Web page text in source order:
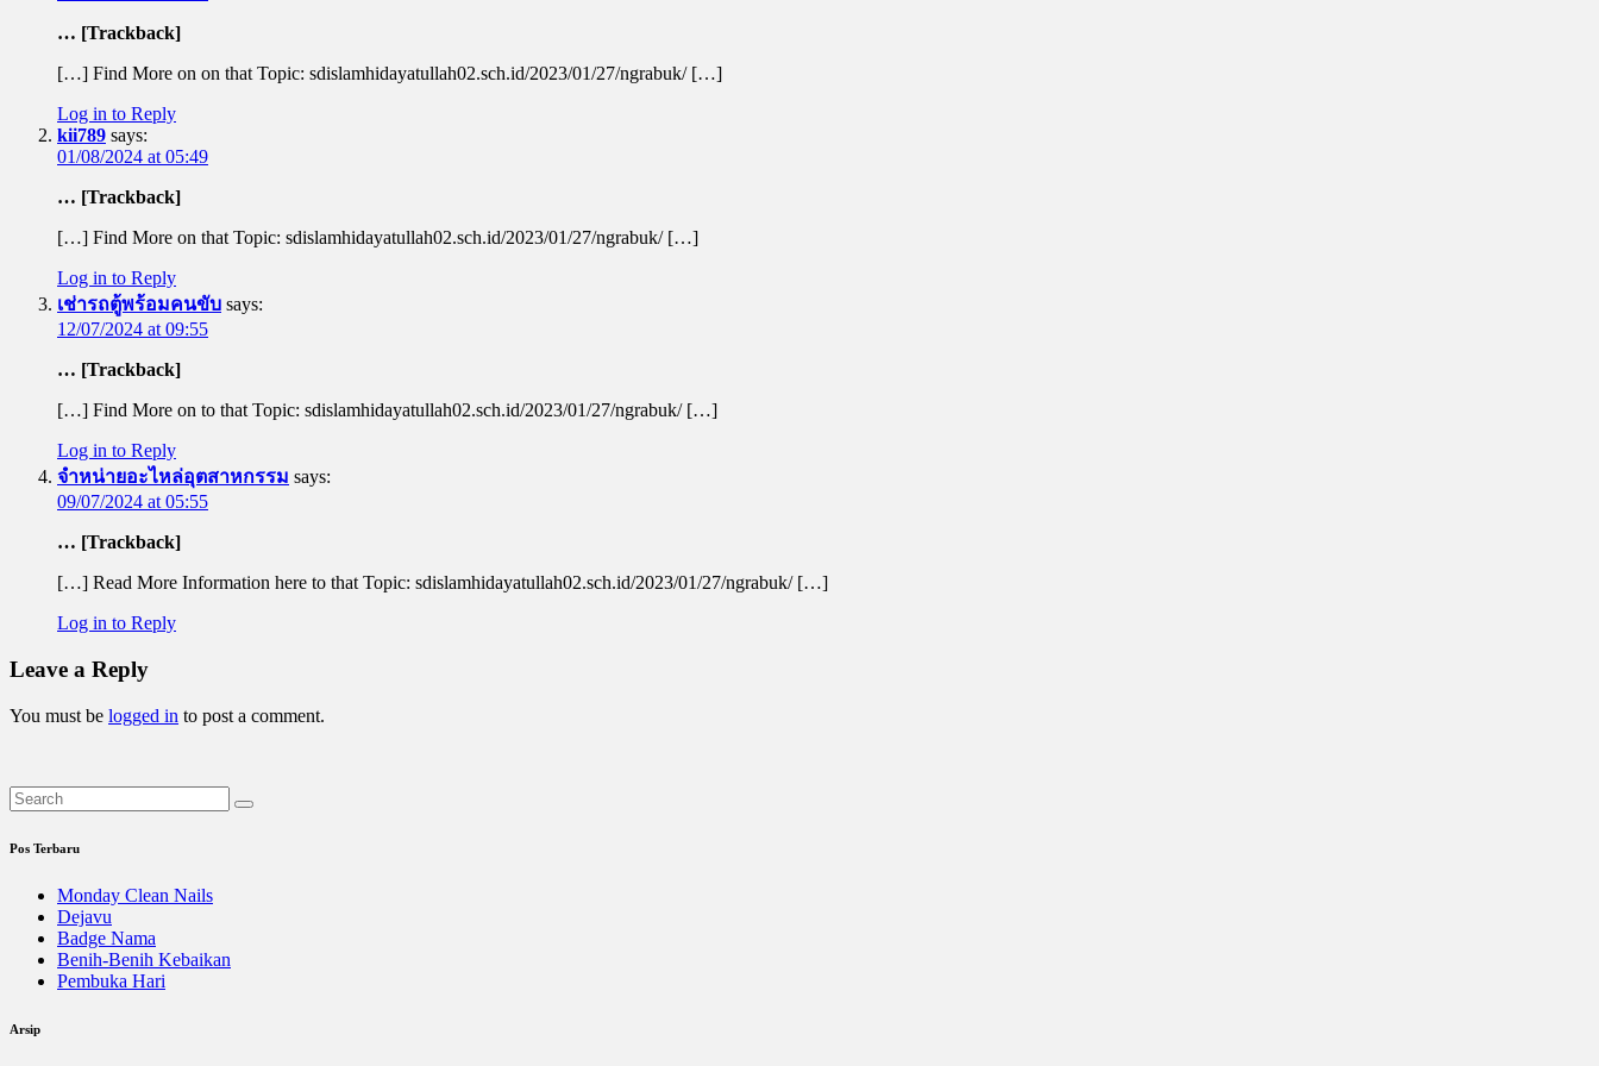
… [Trackback]
[…] Find More on on that Topic: sdislamhidayatullah02.sch.id/2023/01/27/ngrabuk/ […]
Log in to Reply
kii789 says:
01/08/2024 at 05:49
… [Trackback]
[…] Find More on that Topic: sdislamhidayatullah02.sch.id/2023/01/27/ngrabuk/ […]
Log in to Reply
เช่ารถตู้พร้อมคนขับ says:
12/07/2024 at 09:55
… [Trackback]
[…] Find More on to that Topic: sdislamhidayatullah02.sch.id/2023/01/27/ngrabuk/ […]
Log in to Reply
จำหน่ายอะไหล่อุตสาหกรรม says:
09/07/2024 at 05:55
… [Trackback]
[…] Read More Information here to that Topic: sdislamhidayatullah02.sch.id/2023/01/27/ngrabuk/ […]
Log in to Reply
Leave a Reply
You must be logged in to post a comment.
Pos Terbaru
Monday Clean Nails
Dejavu
Badge Nama
Benih-Benih Kebaikan
Pembuka Hari
Arsip